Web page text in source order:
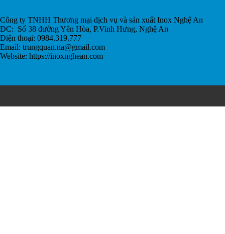
Công ty TNHH Thương mại dịch vụ và sản xuất Inox Nghệ An
ĐC: Số 38 đường Yên Hòa, P.Vinh Hưng, Nghệ An
Điện thoại: 0984.319.777
Email: trungquan.na@gmail.com
Website: https://inoxnghean.com